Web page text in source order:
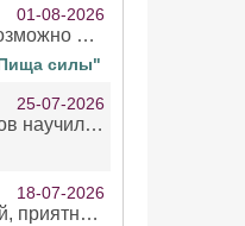
01-08-2026
Ужас, а не озвучка! Невозможно вникать в смысл текста из за кривляний чтеца
силы"
25-07-2026
Если бы Сергей Кирсанов научился не сглатывать каждые 1-2 минуты слюну, так что слышно в микрофоне и, что вызывает отвращение, то мелжно было бы слушать.
18-07-2026
Голос чтеца нормальный, приятный тембр. Мне очень понравилось озвучивание рассказа. Очень странный отзыв Надежды. Может у неё что-то с нервами?